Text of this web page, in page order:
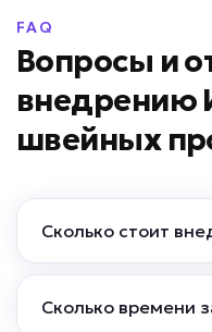
FAQ
Вопросы и
внедрению
швейных
Сколько стоит
Сколько времени